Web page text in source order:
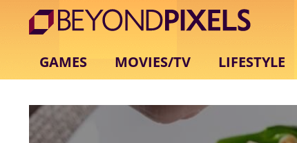
GAMES MOVIES/TV LIFESTYLE